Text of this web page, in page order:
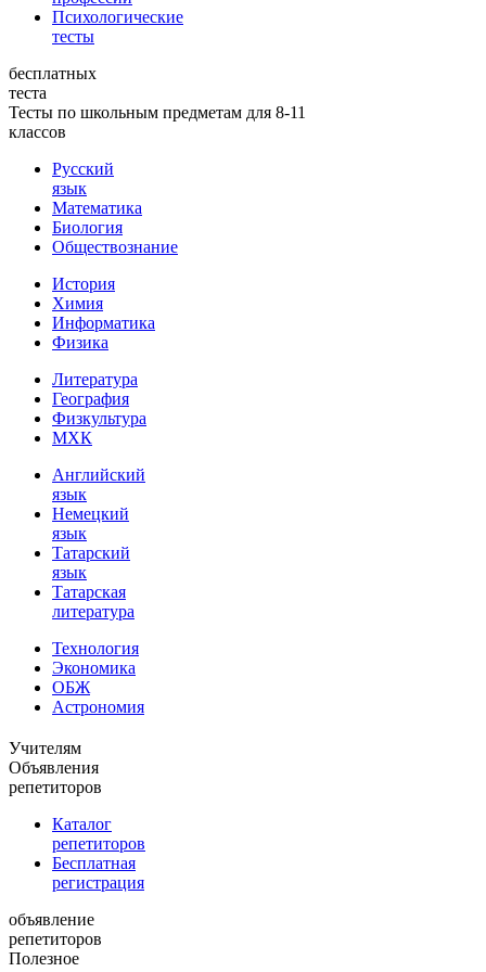
Психологические
тесты
бесплатных
теста
Тесты по школьным предметам для 8-11
классов
Русский
язык
Математика
Биология
Обществознание
История
Химия
Информатика
Физика
Литература
География
Физкультура
МХК
Английский
язык
Немецкий
язык
Татарский
язык
Татарская
литература
Технология
Экономика
ОБЖ
Астрономия
Учителям
Объявления
репетиторов
Каталог
репетиторов
Бесплатная
регистрация
объявление
репетиторов
Полезное